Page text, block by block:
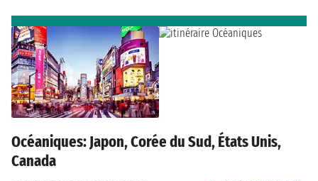
Océaniques: Japon, Corée du Sud, États Unis,
Canada